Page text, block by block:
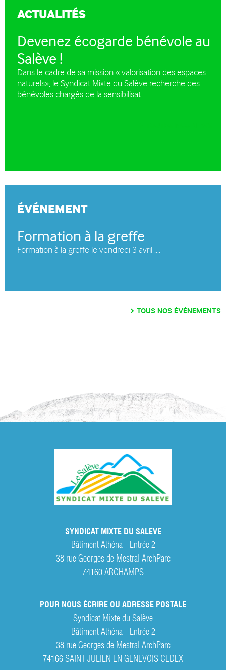
ACTUALITÉS
Devenez écogarde bénévole au
Salève !
Dans le cadre de sa mission « valorisation des espaces
naturels», le Syndicat Mixte du Salève recherche des
bénévoles chargés de la sensibilisat....
ÉVÉNEMENT
Formation à la greffe
Formation à la greffe le vendredi 3 avril ....
TOUS NOS ÉVÉNEMENTS
SYNDICAT MIXTE DU SALEVE
Bâtiment Athéna - Entrée 2
38 rue Georges de Mestral ArchParc
74160 ARCHAMPS
POUR NOUS ÉCRIRE OU ADRESSE POSTALE
Syndicat Mixte du Salève
Bâtiment Athéna - Entrée 2
38 rue Georges de Mestral ArchParc
74166 SAINT JULIEN EN GENEVOIS CEDEX